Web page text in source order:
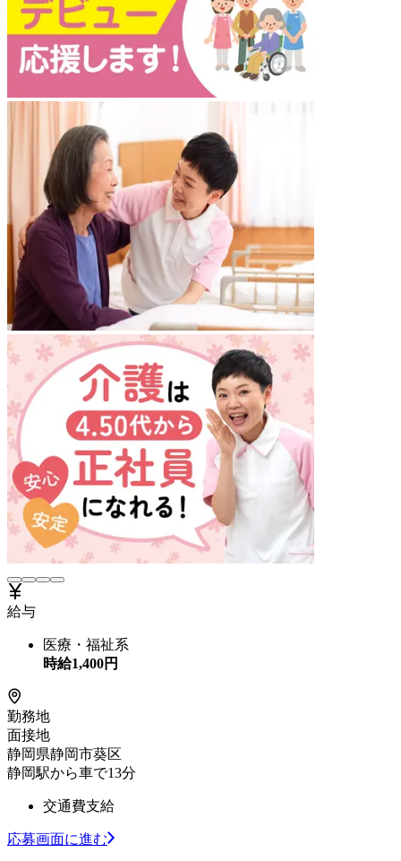
給与
医療・福祉系
時給1,400円
勤務地
面接地
静岡県静岡市葵区
静岡駅から車で13分
交通費支給
応募画面に進む